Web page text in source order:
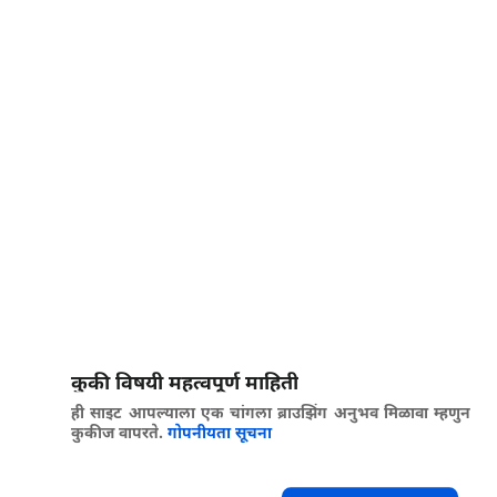
कुकी विषयी महत्वपूर्ण माहिती
ही साइट आपल्याला एक चांगला ब्राउझिंग अनुभव मिळावा म्हणुन
कुकीज वापरते. गोपनीयता सूचना